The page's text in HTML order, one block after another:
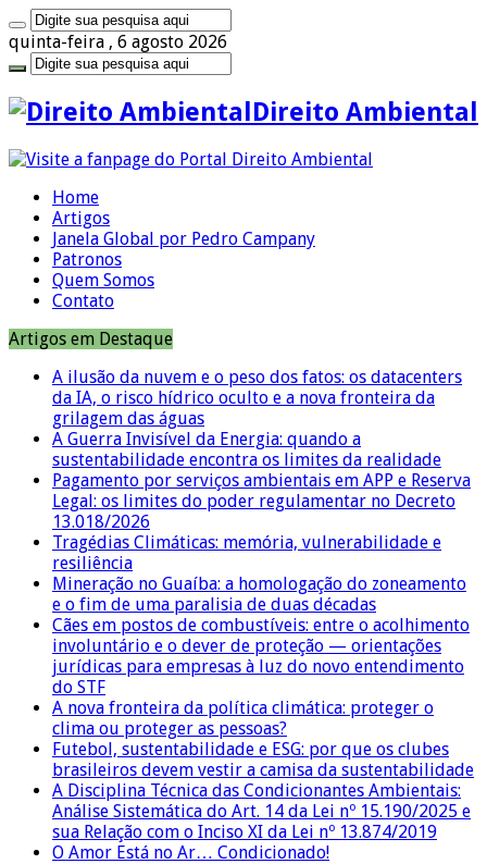
quinta-feira , 6 agosto 2026
Direito Ambiental
Home
Artigos
Janela Global por Pedro Campany
Patronos
Quem Somos
Contato
Artigos em Destaque
A ilusão da nuvem e o peso dos fatos: os datacenters
da IA, o risco hídrico oculto e a nova fronteira da
grilagem das águas
A Guerra Invisível da Energia: quando a
sustentabilidade encontra os limites da realidade
Pagamento por serviços ambientais em APP e Reserva
Legal: os limites do poder regulamentar no Decreto
13.018/2026
Tragédias Climáticas: memória, vulnerabilidade e
resiliência
Mineração no Guaíba: a homologação do zoneamento
e o fim de uma paralisia de duas décadas
Cães em postos de combustíveis: entre o acolhimento
involuntário e o dever de proteção — orientações
jurídicas para empresas à luz do novo entendimento
do STF
A nova fronteira da política climática: proteger o
clima ou proteger as pessoas?
Futebol, sustentabilidade e ESG: por que os clubes
brasileiros devem vestir a camisa da sustentabilidade
A Disciplina Técnica das Condicionantes Ambientais:
Análise Sistemática do Art. 14 da Lei nº 15.190/2025 e
sua Relação com o Inciso XI da Lei nº 13.874/2019
O Amor Está no Ar… Condicionado!